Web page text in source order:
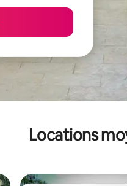
Locations